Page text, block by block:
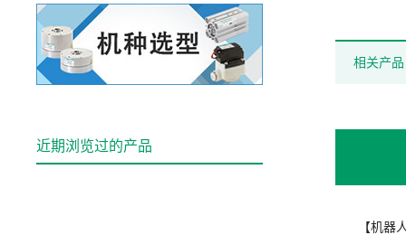
相关产品
【机器
近期浏览过的产品